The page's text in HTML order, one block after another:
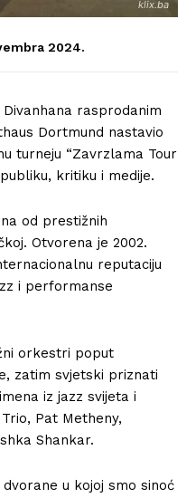
klix.ba
2024.
rasprodanim
Dortmund nastavio
turneju “Zavrzlama Tour
kritiku i medije.
od prestižnih
Otvorena je 2002.
reputaciju
i performanse
orkestri poput
zatim svjetski priznati
iz jazz svijeta i
Pat Metheny,
Shankar.
u kojoj smo sinoć